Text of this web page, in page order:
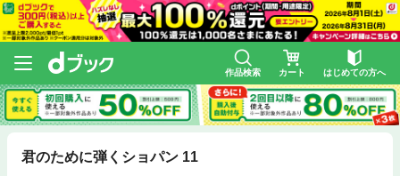
作品検索 カート はじめての方へ
君のために弾くショパン 11